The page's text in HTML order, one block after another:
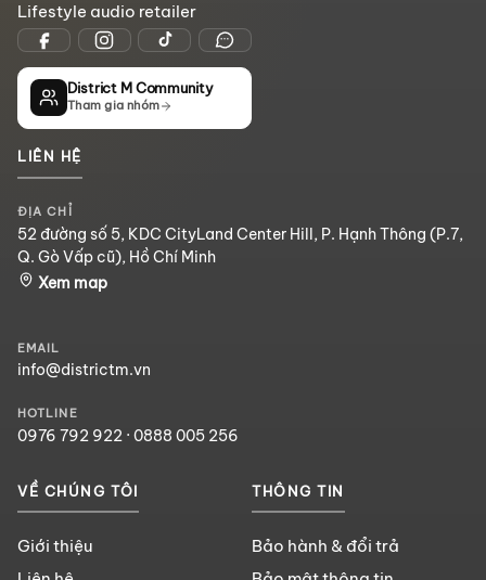
Lifestyle audio retailer
District M Community
Tham gia nhóm
LIÊN HỆ
ĐỊA CHỈ
52 đường số 5, KDC CityLand Center Hill, P. Hạnh Thông (P.7,
Q. Gò Vấp cũ), Hồ Chí Minh
Xem map
EMAIL
info@districtm.vn
HOTLINE
0976 792 922 · 0888 005 256
VỀ CHÚNG TÔI
Giới thiệu
THÔNG TIN
Bảo hành & đổi trả